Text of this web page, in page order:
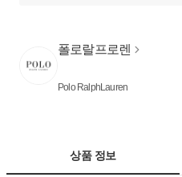
폴로랄프로렌
Polo RalphLauren
상품 정보